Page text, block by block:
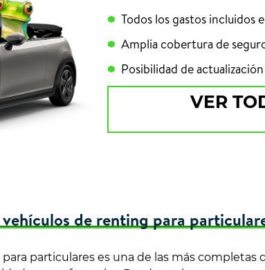
Todos los gastos incluidos
Amplia cobertura de
Posibilidad de
VER
de renting para
particulares es una de las más completas